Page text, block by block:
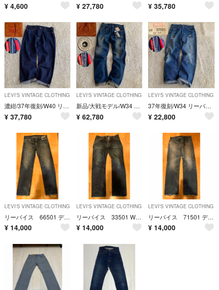
¥ 4,600 ¥ 27,780 ¥ 35,780
LEVI'S VINTAGE CLOTHING
濃紺/37年復刻/W40 リーバイス 501XX 片面ビッグE 赤耳デニム 尾錠
¥ 37,780
LEVI'S VINTAGE CLOTHING
新品/大戦モデル/W34 リーバイス S501XX 片面ビッグE 赤耳 月桂樹
¥ 62,780
LEVI'S VINTAGE CLOTHING
37年復刻/W34 リーバイス 501XX 片面ビッグE 赤耳 尾錠 鬼ヒゲ
¥ 22,800
LEVI'S VINTAGE CLOTHING
リーバイス 66501 デニムジーンズ W36
¥ 14,000
LEVI'S VINTAGE CLOTHING
リーバイス 33501 W34 デニムパンツ ジーンズ
¥ 14,000
LEVI'S VINTAGE CLOTHING
リーバイス 71501 デニムジーンズ W36 L36
¥ 14,000